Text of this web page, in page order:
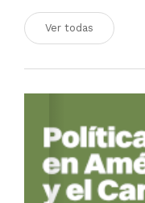
Ver todas